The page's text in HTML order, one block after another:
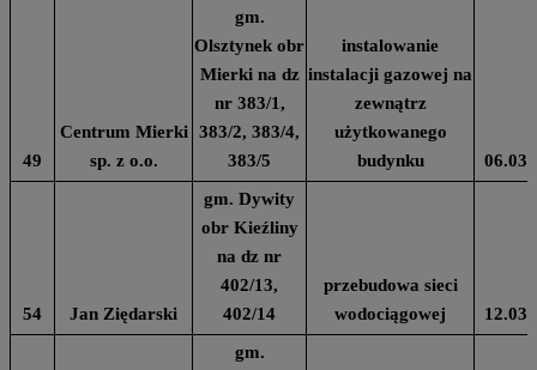
49
Centrum Mierki
sp. z o.o.
gm.
Olsztynek obr
Mierki na dz
nr 383/1,
383/2, 383/4,
383/5
instalowanie
instalacji gazowej na
zewnątrz
użytkowanego
budynku
54 Jan Ziędarski
gm. Dywity
obr Kieźliny
na dz nr
402/13,
402/14
przebudowa sieci
wodociągowej
gm.